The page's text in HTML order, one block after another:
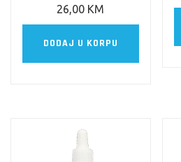
26,00 KM
DODAJ U KORPU